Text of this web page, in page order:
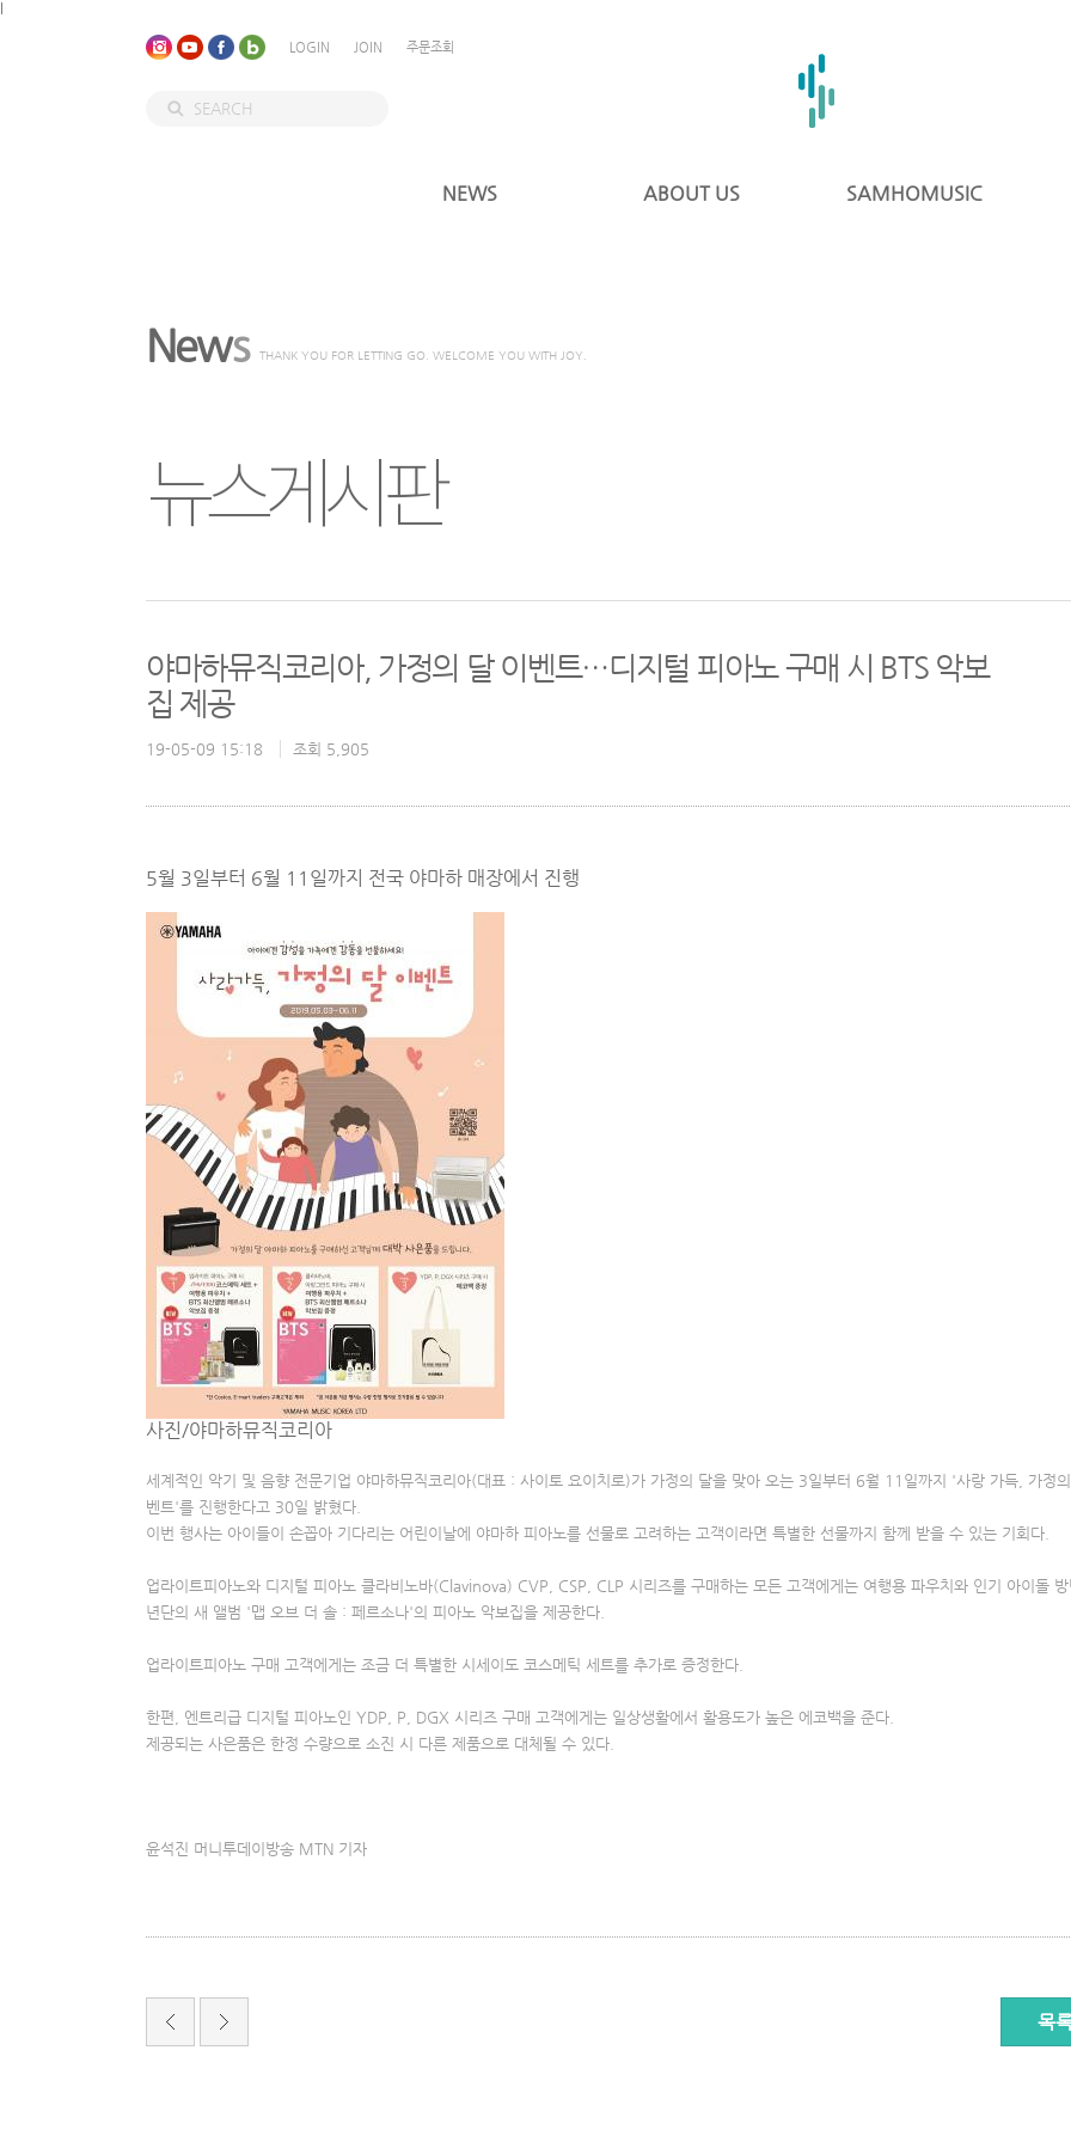
LOGIN JOIN 주문조회
NEWS ABOUT US SAMHOMUSIC
News THANK YOU FOR LETTING GO. WELCOME YOU WITH JOY.
뉴스게시판
야마하뮤직코리아, 가정의 달 이벤트…디지털 피아노 구매 시 BTS 악보
집 제공
19-05-09 15:18 조회 5,905
5월 3일부터 6월 11일까지 전국 야마하 매장에서 진행
사진/야마하뮤직코리아
세계적인 악기 및 음향 전문기업 야마하뮤직코리아(대표 : 사이토 요이치로)가 가정의 달을 맞아 오는 3일부터 6월 11일까지 '사랑 가득, 가정
벤트'를 진행한다고 30일 밝혔다.
이번 행사는 아이들이 손꼽아 기다리는 어린이날에 야마하 피아노를 선물로 고려하는 고객이라면 특별한 선물까지 함께 받을 수 있는 기회다.
업라이트피아노와 디지털 피아노 클라비노바(Clavinova) CVP, CSP, CLP 시리즈를 구매하는 모든 고객에게는 여행용 파우치와 인기 아이돌
년단의 새 앨범 '맵 오브 더 솔 : 페르소나'의 피아노 악보집을 제공한다.
업라이트피아노 구매 고객에게는 조금 더 특별한 시세이도 코스메틱 세트를 추가로 증정한다.
한편, 엔트리급 디지털 피아노인 YDP, P, DGX 시리즈 구매 고객에게는 일상생활에서 활용도가 높은 에코백을 준다.
제공되는 사은품은 한정 수량으로 소진 시 다른 제품으로 대체될 수 있다.
윤석진 머니투데이방송 MTN 기자
목